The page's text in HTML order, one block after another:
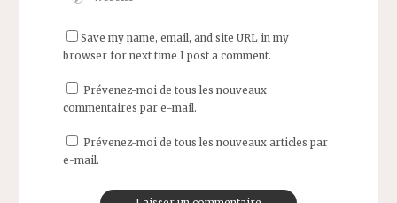
Save my name, email, and site URL in my
browser for next time I post a comment.
Prévenez-moi de tous les nouveaux
commentaires par e-mail.
Prévenez-moi de tous les nouveaux articles par
e-mail.